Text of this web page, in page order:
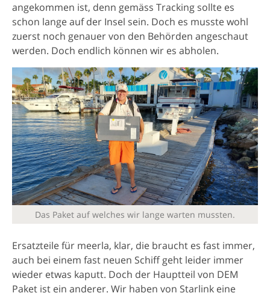
angekommen ist, denn gemäss Tracking sollte es
schon lange auf der Insel sein. Doch es musste wohl
zuerst noch genauer von den Behörden angeschaut
werden. Doch endlich können wir es abholen.
Das Paket auf welches wir lange warten mussten.
Ersatzteile für meerla, klar, die braucht es fast immer,
auch bei einem fast neuen Schiff geht leider immer
wieder etwas kaputt. Doch der Hauptteil von DEM
Paket ist ein anderer. Wir haben von Starlink eine